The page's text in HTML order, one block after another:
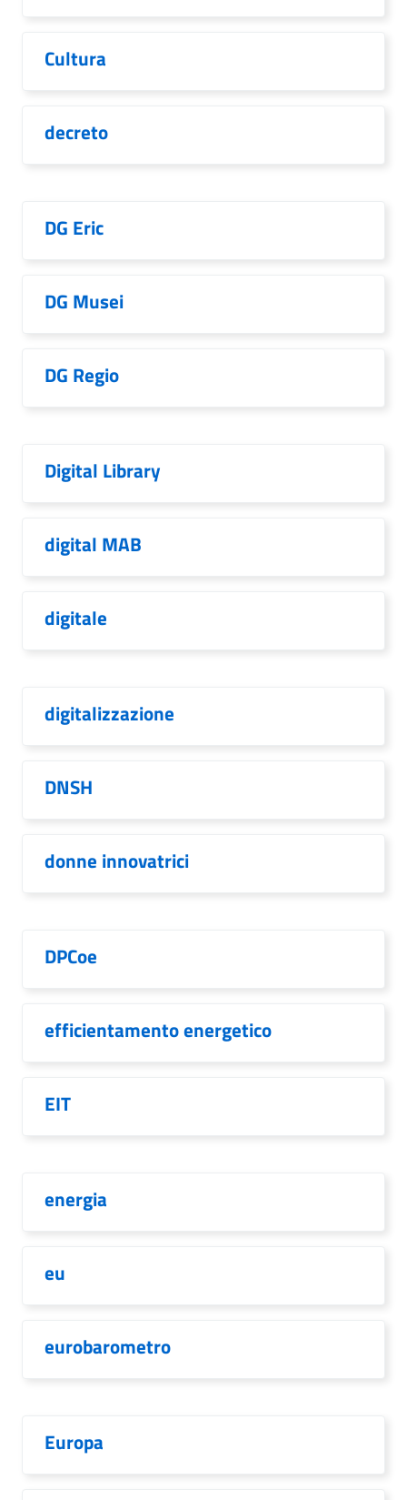
Cultura
decreto
DG Eric
DG Musei
DG Regio
Digital Library
digital MAB
digitale
digitalizzazione
DNSH
donne innovatrici
DPCoe
efficientamento energetico
EIT
energia
eu
eurobarometro
Europa